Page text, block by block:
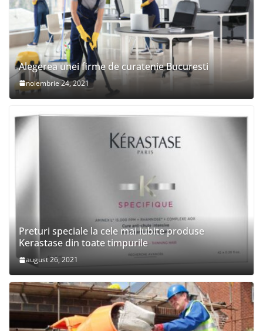
Alegerea unei firme de curatenie Bucuresti
noiembrie 24, 2021
Preturi speciale la cele mai iubite produse
Kerastase din toate timpurile
august 26, 2021